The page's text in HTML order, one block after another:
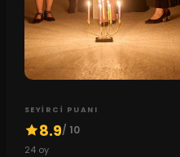
SEYIRCI PUANI
8.9/ 10
24oy